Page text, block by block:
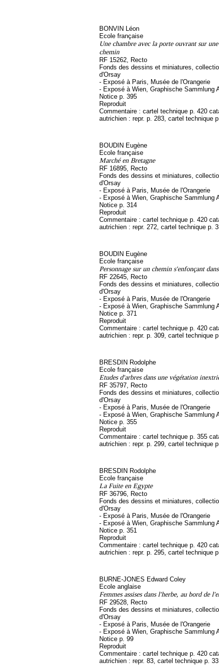
BONVIN Léon
Ecole française
Une chambre avec la porte ouvrant sur
chemin
RF 15262, Recto
Fonds des dessins et miniatures,
d'Orsay
- Exposé à Paris, Musée de l'Orangerie
- Exposé à Wien, Graphische Sammlung
Notice p. 395
Reproduit
Commentaire : cartel technique p. 420
autrichien : repr. p. 283, cartel technique
BOUDIN Eugène
Ecole française
Marché en Bretagne
RF 16895, Recto
Fonds des dessins et miniatures,
d'Orsay
- Exposé à Paris, Musée de l'Orangerie
- Exposé à Wien, Graphische Sammlung
Notice p. 314
Reproduit
Commentaire : cartel technique p. 420
autrichien : repr. 272, cartel technique p.
BOUDIN Eugène
Ecole française
Personnage sur un chemin s'enfonçant
RF 22645, Recto
Fonds des dessins et miniatures,
d'Orsay
- Exposé à Paris, Musée de l'Orangerie
- Exposé à Wien, Graphische Sammlung
Notice p. 371
Reproduit
Commentaire : cartel technique p. 420
autrichien : repr. p. 309, cartel technique
BRESDIN Rodolphe
Ecole française
Etudes d'arbres dans une végétation
RF 35797, Recto
Fonds des dessins et miniatures,
d'Orsay
- Exposé à Paris, Musée de l'Orangerie
- Exposé à Wien, Graphische Sammlung
Notice p. 355
Reproduit
Commentaire : cartel technique p. 355
autrichien : repr. p. 299, cartel technique
BRESDIN Rodolphe
Ecole française
La Fuite en Egypte
RF 36796, Recto
Fonds des dessins et miniatures,
d'Orsay
- Exposé à Paris, Musée de l'Orangerie
- Exposé à Wien, Graphische Sammlung
Notice p. 351
Reproduit
Commentaire : cartel technique p. 420
autrichien : repr. p. 295, cartel technique
BURNE-JONES Edward Coley
Ecole anglaise
Femmes assises dans l'herbe, au bord de
RF 29528, Recto
Fonds des dessins et miniatures,
d'Orsay
- Exposé à Paris, Musée de l'Orangerie
- Exposé à Wien, Graphische Sammlung
Notice p. 99
Reproduit
Commentaire : cartel technique p. 420
autrichien : repr. 83, cartel technique p.